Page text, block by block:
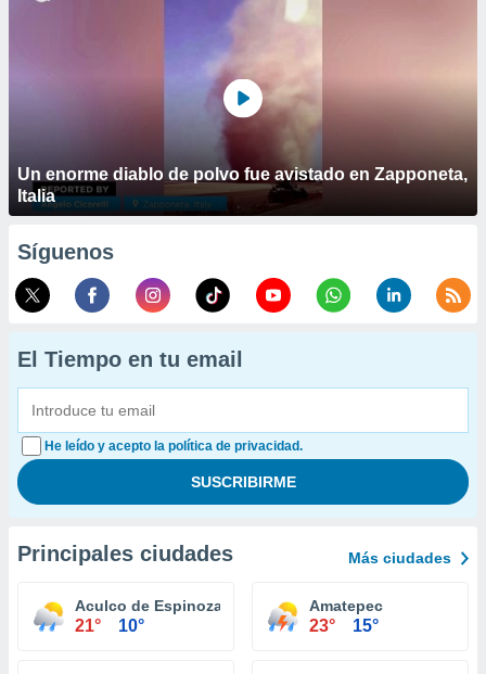
Un enorme diablo de polvo fue avistado en Zapponeta,
Italia
Síguenos
El Tiempo en tu email
He leído y acepto la política de privacidad.
Principales ciudades Más ciudades
Aculco de Espinoza
21° 10°
Amatepec
23° 15°